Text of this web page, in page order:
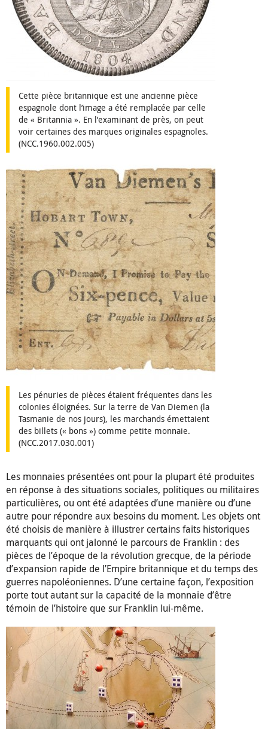
Cette pièce britannique est une ancienne pièce
espagnole dont l’image a été remplacée par celle
de « Britannia ». En l’examinant de près, on peut
voir certaines des marques originales espagnoles.
(NCC.1960.002.005)
Les pénuries de pièces étaient fréquentes dans les
colonies éloignées. Sur la terre de Van Diemen (la
Tasmanie de nos jours), les marchands émettaient
des billets (« bons ») comme petite monnaie.
(NCC.2017.030.001)
Les monnaies présentées ont pour la plupart été produites
en réponse à des situations sociales, politiques ou militaires
particulières, ou ont été adaptées d’une manière ou d’une
autre pour répondre aux besoins du moment. Les objets ont
été choisis de manière à illustrer certains faits historiques
marquants qui ont jalonné le parcours de Franklin : des
pièces de l’époque de la révolution grecque, de la période
d’expansion rapide de l’Empire britannique et du temps des
guerres napoléoniennes. D’une certaine façon, l’exposition
porte tout autant sur la capacité de la monnaie d’être
témoin de l’histoire que sur Franklin lui-même.